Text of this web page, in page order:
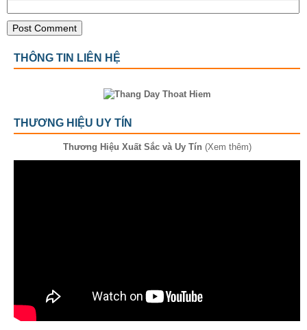
THÔNG TIN LIÊN HỆ
THƯƠNG HIỆU UY TÍN
Thương Hiệu Xuất Sắc và Uy Tín (Xem thêm)